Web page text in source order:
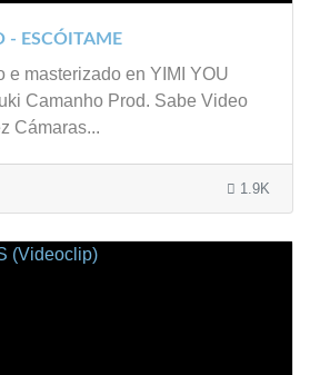
- ESCÓITAME
e masterizado en YIMI YOU
Camanho Prod. Sabe Video
Cámaras...
1.9K